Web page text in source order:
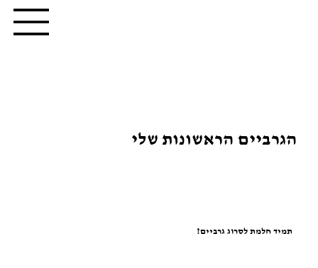
הגרביים הראשונות שלי
תמיד חלמת לסרוג גרביים?